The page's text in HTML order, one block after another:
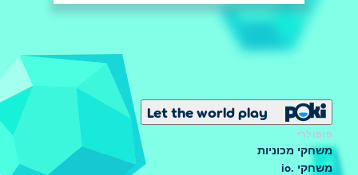
Let the world play
פופולרי
משחקי מכוניות
משחקי .io